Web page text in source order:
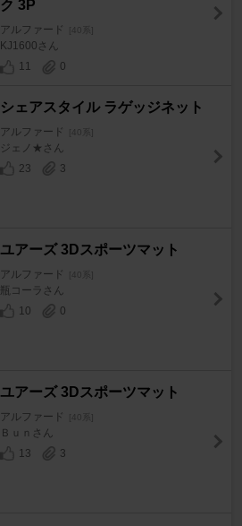
ク 3P
アルファード
KJ1600さん
11
0
シェアスタイル ラゲッジネット
アルファード [40系]
ジェノ★さん
23
3
ユアーズ 3Dスポーツマット
アルファード [40系]
瓶コーラさん
10
0
ユアーズ 3Dスポーツマット
アルファード [40系]
Ｂｕｎさん
13
3